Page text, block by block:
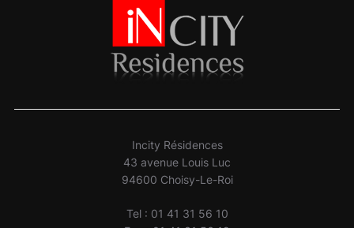
Incity Résidences
43 avenue Louis Luc
94600 Choisy-Le-Roi
Tel : 01 41 31 56 10